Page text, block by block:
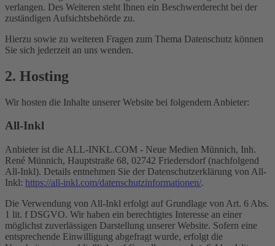
verlangen. Des Weiteren steht Ihnen ein Beschwerderecht bei der
zuständigen Aufsichtsbehörde zu.
Hierzu sowie zu weiteren Fragen zum Thema Datenschutz können
Sie sich jederzeit an uns wenden.
2. Hosting
Wir hosten die Inhalte unserer Website bei folgendem Anbieter:
All-Inkl
Anbieter ist die ALL-INKL.COM - Neue Medien Münnich, Inh.
René Münnich, Hauptstraße 68, 02742 Friedersdorf (nachfolgend
All-Inkl). Details entnehmen Sie der Datenschutzerklärung von All-
Inkl: https://all-inkl.com/datenschutzinformationen/.
Die Verwendung von All-Inkl erfolgt auf Grundlage von Art. 6 Abs.
1 lit. f DSGVO. Wir haben ein berechtigtes Interesse an einer
möglichst zuverlässigen Darstellung unserer Website. Sofern eine
entsprechende Einwilligung abgefragt wurde, erfolgt die